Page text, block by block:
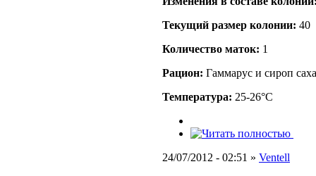
Текущий размер кoлонии: 40
Количество маток: 1
Рацион: Гаммарус и сироп
Температура: 25-26°C
24/07/2012 - 02:51 » Ventell